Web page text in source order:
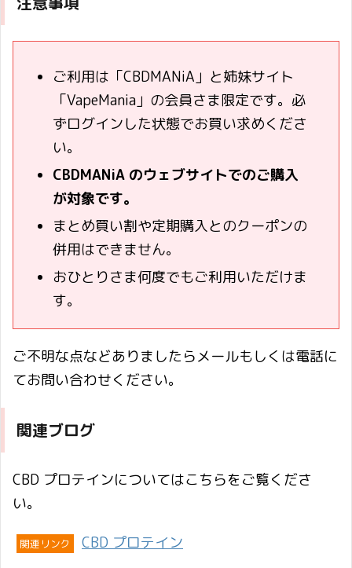
ご利用は「CBDMANiA」と姉妹サイト
「VapeMania」の会員さま限定です。必
ずログインした状態でお買い求めくださ
い。
CBDMANiA のウェブサイトでのご購入
が対象です。
まとめ買い割や定期購入とのクーポンの
併用はできません。
おひとりさま何度でもご利用いただけま
す。
ご不明な点などありましたらメールもしくは電話に
てお問い合わせください。
関連ブログ
CBD プロテインについてはこちらをご覧くださ
い。
関連リンク CBD プロテイン